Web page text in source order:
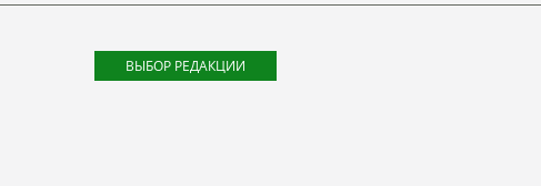
ВЫБОР РЕДАКЦИИ